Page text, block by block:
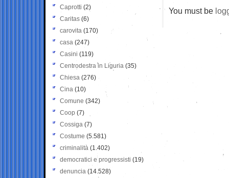
You must be
Caprotti (2)
Caritas (6)
carovita (170)
casa (247)
Casini (119)
Centrodestra in Liguria (35)
Chiesa (276)
Cina (10)
Comune (342)
Coop (7)
Cossiga (7)
Costume (5.581)
criminalità (1.402)
democratici e progressisti (19)
denuncia (14.528)